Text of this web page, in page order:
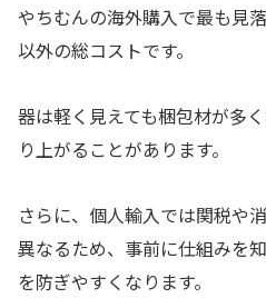
やちむんの海外購入で最も見
以外の総コストです。
器は軽く見えても梱包材が多
り上がることがあります。
さらに、個人輸入では関税や
異なるため、事前に仕組みを
を防ぎやすくなります。